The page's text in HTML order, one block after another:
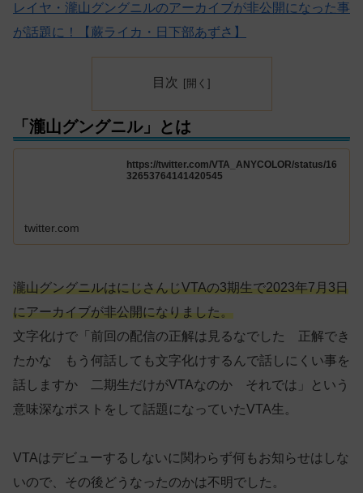
レイヤ・瀧山グングニルのアーカイブが非公開になった事
が話題に！【蕨ライカ・日下部あずさ】
目次
「瀧山グングニル」とは
https://twitter.com/VTA_ANYCOLOR/status/16
32653764141420545
twitter.com
瀧山グングニルはにじさんじVTAの3期生で2023年7月3日
にアーカイブが非公開になりました。
文字化けで「前回の配信の正解は見るなでした 正解でき
たかな もう何話しても文字化けするんで話しにくい事を
話しますか 二期生だけがVTAなのか それでは」という
意味深なポストをして話題になっていたVTA生。
VTAはデビューするしないに関わらず何もお知らせはしな
いので、その後どうなったのかは不明でした。